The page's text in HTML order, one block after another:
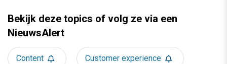
Bekijk deze topics of volg ze via een
NieuwsAlert
Content Customer experience